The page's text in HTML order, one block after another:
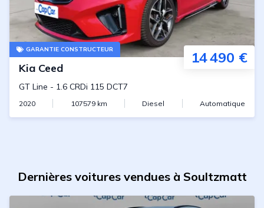
GARANTIE CONSTRUCTEUR 14 490 €
Kia Ceed
GT Line - 1.6 CRDi 115 DCT7
2020 107579km Diesel Automatique
Dernières voitures vendues à Soultzmatt